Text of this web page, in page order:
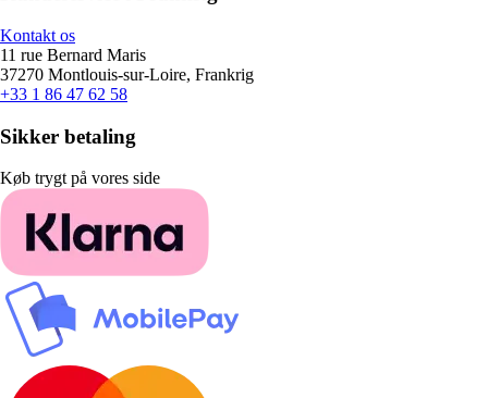
Kontakt os
11 rue Bernard Maris
37270 Montlouis-sur-Loire, Frankrig
+33 1 86 47 62 58
Sikker betaling
Køb trygt på vores side